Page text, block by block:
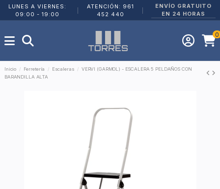
LUNES A VIERNES:
09:00 - 19:00
ATENCIÓN: 961
452 440
ENVÍO GRATUITO
EN 24 HORAS
0
Inicio Ferretería Escaleras
VERVI (GARMOL) - ESCALERA 5 PELDAÑOS CON
BARANDILLA ALTA